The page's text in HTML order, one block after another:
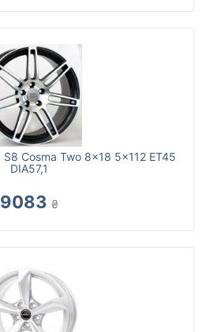
Cosma Two 8x18 5x112 ET45
DIA57,1
9083 ₴